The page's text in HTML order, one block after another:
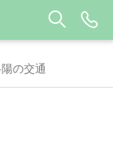
の交通